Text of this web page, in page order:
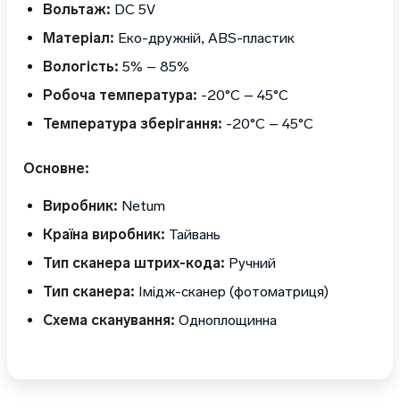
Вольтаж: DC 5V
Матеріал: Еко-дружній, ABS-пластик
Вологість: 5% – 85%
Робоча температура: -20°C – 45°C
Температура зберігання: -20°C – 45°C
Основне:
Виробник: Netum
Країна виробник: Тайвань
Тип сканера штрих-кода: Ручний
Тип сканера: Імідж-сканер (фотоматриця)
Схема сканування: Одноплощинна